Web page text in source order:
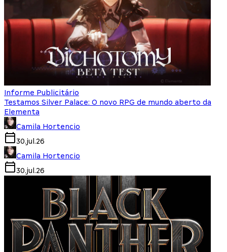
Informe Publicitário
Testamos Silver Palace: O novo RPG de mundo aberto da
Elementa
Camila Hortencio
30.jul.26
Camila Hortencio
30.jul.26